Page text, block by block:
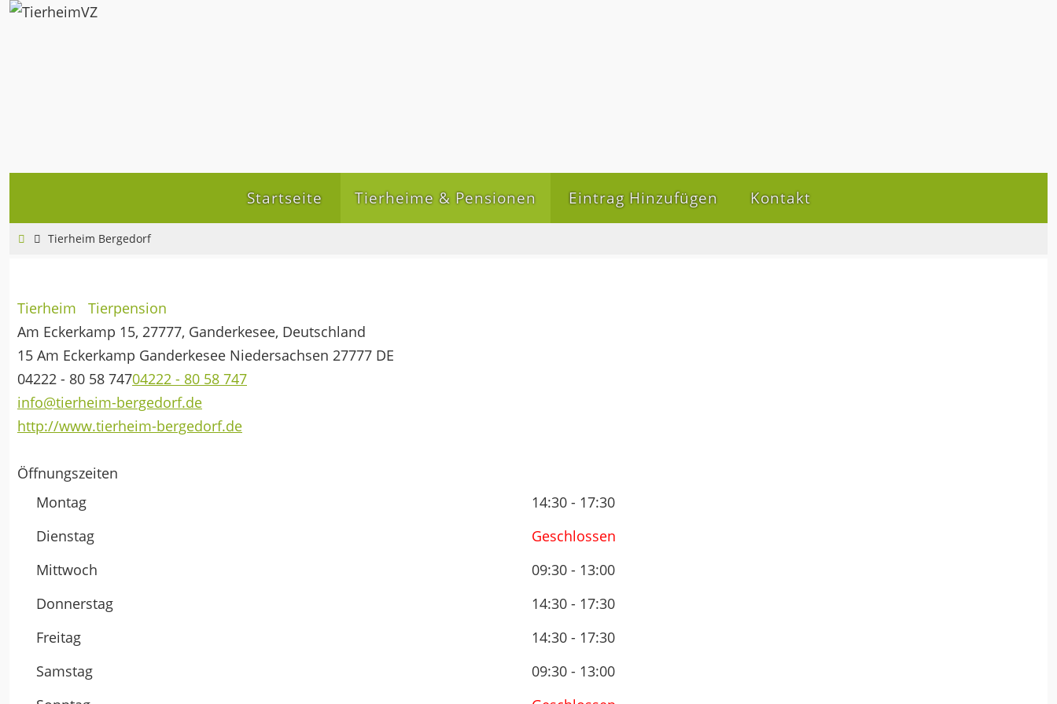
Zum
Startseite Tierheime & Pensionen Eintrag Hinzufügen Kontakt
HomeTierheim Bergedorf
Tierheim
Tierpension
Am Eckerkamp 15, 27777, Ganderkesee, Deutschland
15 Am Eckerkamp Ganderkesee Niedersachsen 27777 DE
04222 - 80 58 74704222 - 80 58 747
info@tierheim-bergedorf.de
http://www.tierheim-bergedorf.de
Öffnungszeiten
Montag
14:30 - 17:30
Dienstag
Geschlossen
Mittwoch
09:30 - 13:00
Donnerstag
14:30 - 17:30
Freitag
14:30 - 17:30
Samstag
09:30 - 13:00